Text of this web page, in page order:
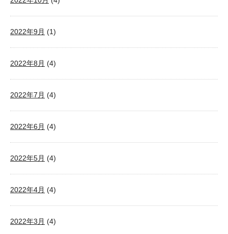
2022年9月 (1)
2022年8月 (4)
2022年7月 (4)
2022年6月 (4)
2022年5月 (4)
2022年4月 (4)
2022年3月 (4)